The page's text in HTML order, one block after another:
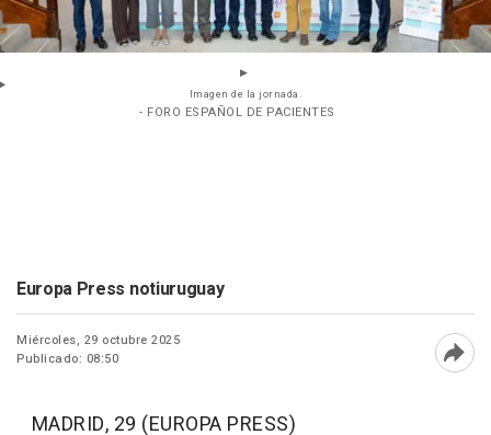
Imagen de la jornada.
- FORO ESPAÑOL DE PACIENTES
Europa Press notiuruguay
Miércoles, 29 octubre 2025
Publicado: 08:50
MADRID, 29 (EUROPA PRESS)